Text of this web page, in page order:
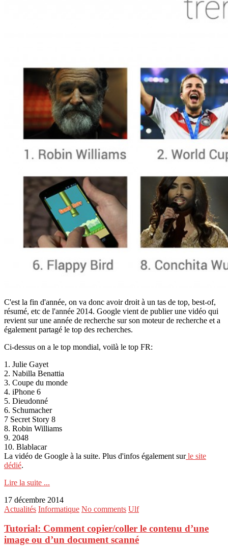
C'est la fin d'année, on va donc avoir droit à un tas de top, best-of,
résumé, etc de l'année 2014. Google vient de publier une vidéo qui
revient sur une année de recherche sur son moteur de recherche et a
également partagé le top des recherches.
Ci-dessus on a le top mondial, voilà le top FR:
1. Julie Gayet
2. Nabilla Benattia
3. Coupe du monde
4. iPhone 6
5. Dieudonné
6. Schumacher
7 Secret Story 8
8. Robin Williams
9. 2048
10. Blablacar
La vidéo de Google à la suite. Plus d'infos également surle site
dédié.
Lire la suite ...
17 décembre 2014
Actualités Informatique No comments Ulf
Tutorial: Comment copier/coller le contenu d’une
image ou d’un document scanné